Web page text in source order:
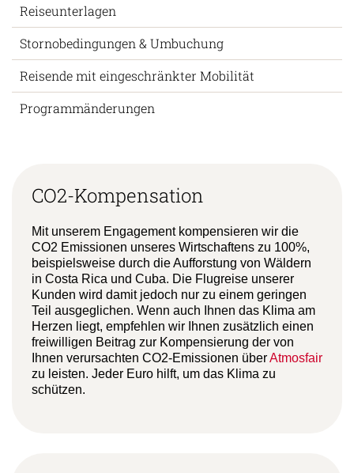
Reiseunterlagen
Stornobedingungen & Umbuchung
Reisende mit eingeschränkter Mobilität
Programmänderungen
CO2-Kompensation
Mit unserem Engagement kompensieren wir die
CO2 Emissionen unseres Wirtschaftens zu 100%,
beispielsweise durch die Aufforstung von Wäldern
in Costa Rica und Cuba. Die Flugreise unserer
Kunden wird damit jedoch nur zu einem geringen
Teil ausgeglichen. Wenn auch Ihnen das Klima am
Herzen liegt, empfehlen wir Ihnen zusätzlich einen
freiwilligen Beitrag zur Kompensierung der von
Ihnen verursachten CO2-Emissionen überAtmosfair
zu leisten. Jeder Euro hilft, um das Klima zu
schützen.